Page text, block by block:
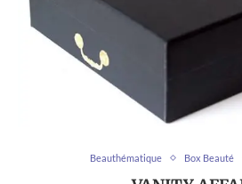
Beauthématique Box Beauté